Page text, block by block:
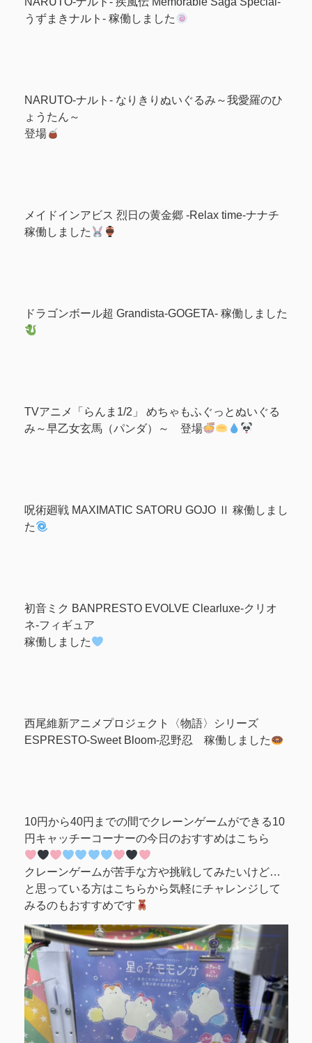
うずまきナルト- 稼働しました
NARUTO-ナルト- なりきりぬいぐるみ～我愛羅のひ
ょうたん～
登場
メイドインアビス 烈日の黄金郷 -Relax time-ナナチ
稼働しました
ドラゴンボール超 Grandista-GOGETA- 稼働しました
TVアニメ「らんま1/2」 めちゃもふぐっとぬいぐる
み～早乙女玄馬（パンダ）～ 登場
呪術廻戦 MAXIMATIC SATORU GOJO Ⅱ 稼働しまし
た
初音ミク BANPRESTO EVOLVE Clearluxe-クリオ
ネ-フィギュア
稼働しました
西尾維新アニメプロジェクト〈物語〉シリーズ
ESPRESTO-Sweet Bloom-忍野忍 稼働しました
10円から40円までの間でクレーンゲームができる10
円キャッチーコーナーの今日のおすすめはこちら
クレーンゲームが苦手な方や挑戦してみたいけど…
と思っている方はこちらから気軽にチャレンジして
みるのもおすすめです